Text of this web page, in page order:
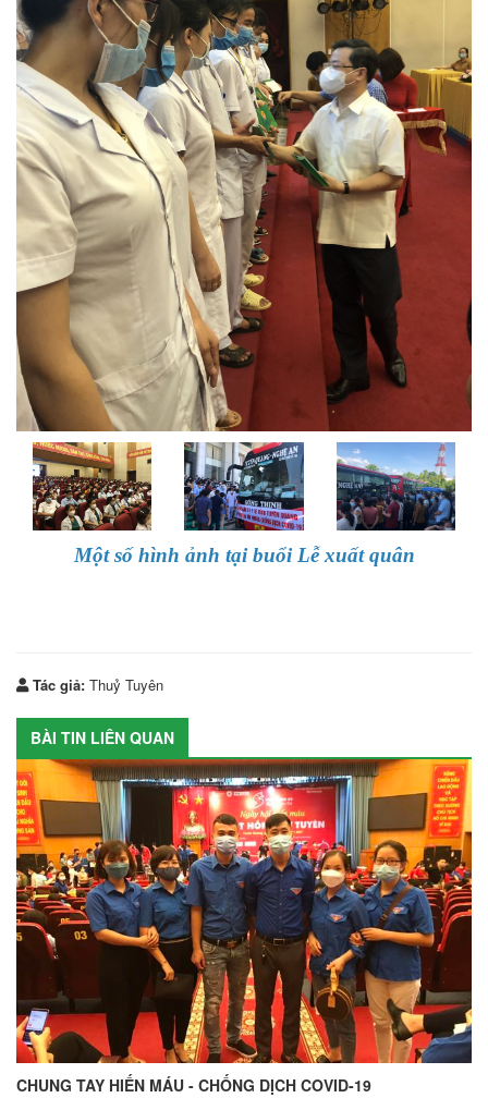
Một số hình ảnh tại buổi Lễ xuất quân
Tác giả: Thuỷ Tuyên
BÀI TIN LIÊN QUAN
CHUNG TAY HIẾN MÁU - CHỐNG DỊCH COVID-19